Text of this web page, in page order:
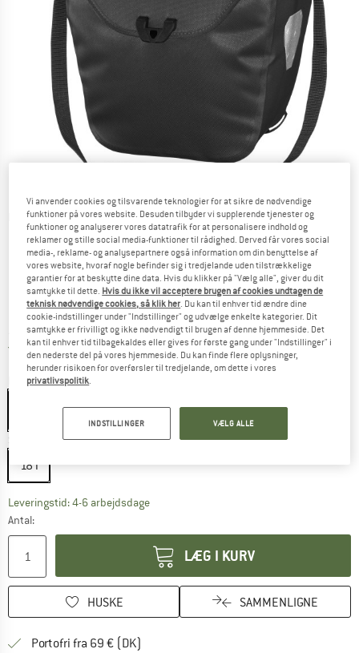
Detaljevisning
Pris:
116,96€ inkl. moms.
KR874,33
Gratis forsendelse(DK)Danmark. Oplysninger om
Farve:Black
18 l
18 l
Leveringstid: 4-6 arbejdsdageLinket åbnes i en infoboks og indeholder
Antal:
LÆG I KURV
HUSKE SAMMENLIGNE
Portofri fra 69 € (DK)
Vi anvender cookies og tilsvarende teknologier for at sikre de nødvendige
funktioner på vores website. Desuden tilbyder vi supplerende tjenester og
funktioner og analyserer vores datatrafik for at personalisere indhold og
reklamer og stille social media-funktioner til rådighed. Derved får vores social
media-, reklame- og analysepartnere også information om din benyttelse af
vores website, hvoraf nogle befinder sig i tredjelande uden tilstrækkelige
garantier for at beskytte dine data. Hvis du klikker på "Vælg alle", giver du dit
samtykke til dette. Hvis du ikke vil acceptere brugen af cookies undtagen de
teknisk nødvendige cookies, så klik her. Du kan til enhver tid ændre dine
cookie-indstillinger under "Indstillinger" og udvælge enkelte kategorier. Dit
samtykke er frivilligt og ikke nødvendigt til brugen af denne hjemmeside. Det
kan til enhver tid tilbagekaldes eller gives for første gang under "Indstillinger" i
den nederste del på vores hjemmeside. Du kan finde flere oplysninger,
herunder risikoen for overførsler til tredjelande, om dette i vores
privatlivspolitik.
INDSTILLINGER VÆLG ALLE